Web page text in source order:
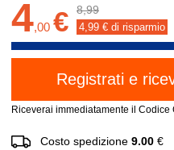
4,00 € 8,99
4,99 € di risparmio
Riceverai immediatamente il
Costo spedizione 9.00 €